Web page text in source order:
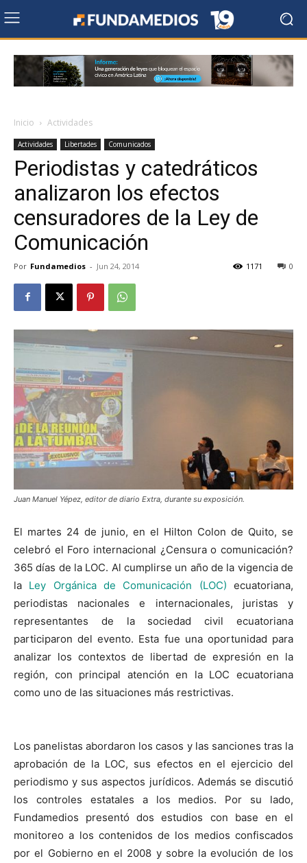
Inicio Actividades
Actividades Libertades Comunicados
Periodistas y catedráticos
analizaron los efectos
censuradores de la Ley de
Comunicación
Por Fundamedios - Jun 24, 2014 0
1171
Juan Manuel Yépez, editor de diario Extra, durante su exposición.
El martes 24 de junio, en el Hilton Colon de Quito, se
celebró el Foro internacional ¿Censura o comunicación?
365 días de la LOC. Al cumplirse un año de la vigencia de
la Ley Orgánica de Comunicación (LOC) ecuatoriana,
periodistas nacionales e internacionales, juristas y
representantes de la sociedad civil ecuatoriana
participaron del evento. Esta fue una oportunidad para
analizar los contextos de libertad de expresión en la
región, con principal atención en la LOC ecuatoriana
como uno de las situaciones más restrictivas.
Los panelistas abordaron los casos y las sanciones tras la
aprobación de la LOC, sus efectos en el ejercicio del
periodismo y sus aspectos jurídicos. Además se discutió
los controles estatales a los medios. Por su lado,
Fundamedios presentó dos estudios con base en el
monitoreo a los contenidos de los medios confiscados
por el Gobierno en el 2008 y sobre la evolución de los